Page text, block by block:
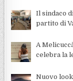
Il sindaco
partito di
A
celebra la
Nuovo